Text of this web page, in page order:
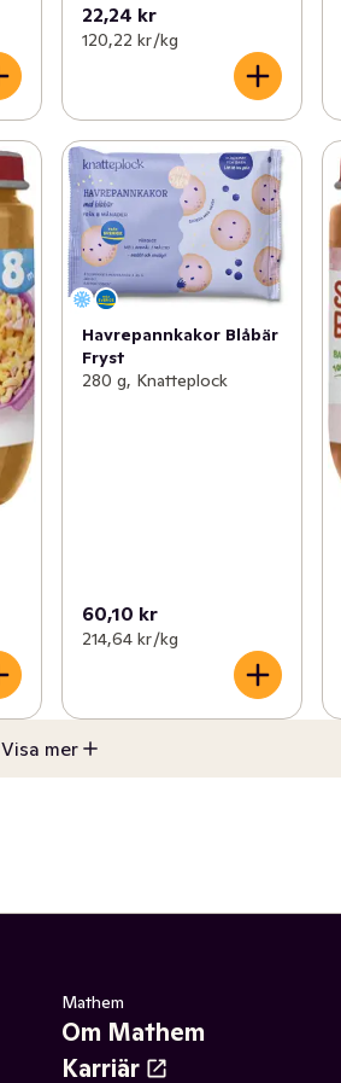
22,24 kr
120,22 kr /kg
Havrepannkakor Blåbär
Fryst
280 g, Knatteplock
60,10 kr
214,64 kr /kg
Visa mer
Mathem
Om Mathem
Karriär